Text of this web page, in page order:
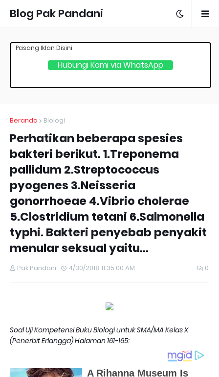
Blog Pak Pandani
Hubungi Kami via WhatsApp
Pasang Iklan Disini
Beranda Biologi
Perhatikan beberapa spesies
bakteri berikut. 1.Treponema
pallidum 2.Streptococcus
pyogenes 3.Neisseria
gonorrhoeae 4.Vibrio cholerae
5.Clostridium tetani 6.Salmonella
typhi. Bakteri penyebab penyakit
menular seksual yaitu…
Pak Pandani 4/30/2018 11:35:00 AM 0
Soal Uji Kompetensi Buku Biologi untuk SMA/MA Kelas X
(Penerbit Erlangga) Halaman 161-165: